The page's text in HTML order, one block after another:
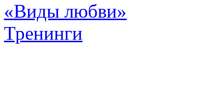
«Виды любви»
Тренинги